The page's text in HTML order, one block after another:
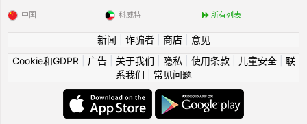
中国 科威特 所有列表
新闻 诈骗者| 商店| 意见
Cookie和GDPR
广告| 关于我们 隐私 使用条款| 儿童安全| 联
系我们
常见问题